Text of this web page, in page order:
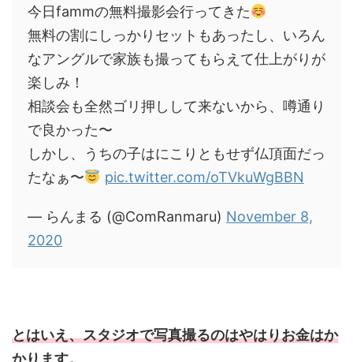
今日fammの無料撮影会行ってきた
無料の割にしっかりセットもあったし、いろん
なアングルで家族も撮ってもらえて仕上がりが
楽しみ！
相談会も全然ゴリ押しして来ないから、噂通り
で良かった〜
しかし、うちの子はにこりともせず仏頂面だっ
たなぁ〜
pic.twitter.com/oTVkuWgBBN
— らんまる (@ComRanmaru) November 8,
2020
とはいえ、スタジオで写真撮るのはやはりお金はか
かります。